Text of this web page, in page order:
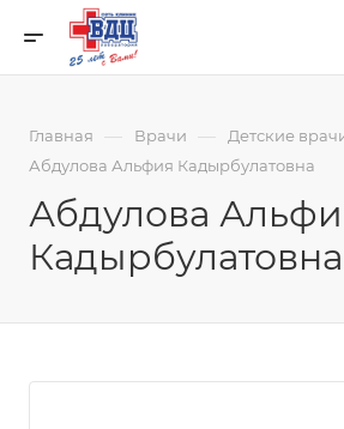
Главная — Врачи — Детские
Абдулова Альфия Кадырбулатовна
Абдулова
Кадырбулатовна